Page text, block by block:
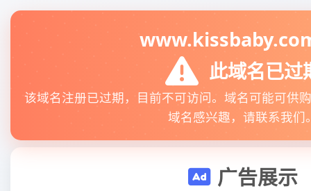
此域名已过
该域名注册已过期，目前不可访问。域名可能可供
域名感兴趣，请联系我们
广告展示